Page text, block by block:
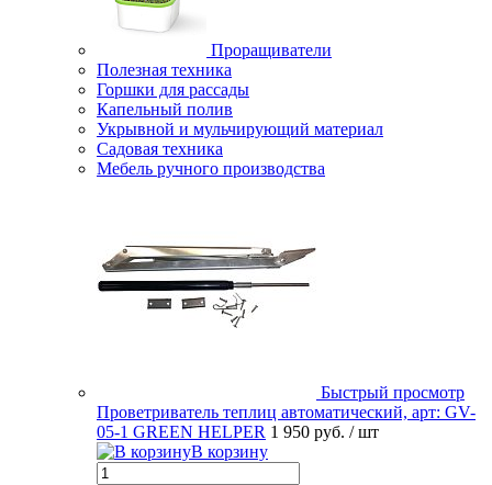
Проращиватели
Полезная техника
Горшки для рассады
Капельный полив
Укрывной и мульчирующий материал
Садовая техника
Мебель ручного производства
Быстрый просмотр
Проветриватель теплиц автоматический, арт: GV-
05-1 GREEN HELPER 1 950 руб. / шт
В корзину